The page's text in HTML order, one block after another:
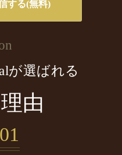
が選ばれる
由
01